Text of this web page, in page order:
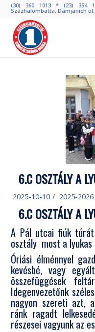
(30) 360 1013 * (23) 354
Százhalombatta, Damjanich út
6.C OSZTÁLY A
2025-10-10 / 2025-
6.C OSZTÁLY A
A Pál utcai fiúk
osztály most a lyukas
Óriási élménnyel
kevésbé, vagy
összefüggések
Idegenvezetőnk
nagyon szereti azt,
ránk ragadt
részesei vagyunk az